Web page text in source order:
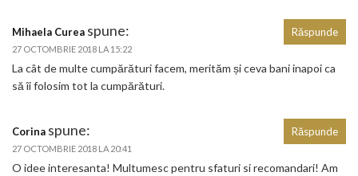
Mihaela Curea spune:
27 OCTOMBRIE 2018 LA 15:22
La cât de multe cumpărături facem, merităm și ceva bani inapoi ca
să îi folosim tot la cumpărături.
Răspunde
Corina spune:
27 OCTOMBRIE 2018 LA 20:41
O idee interesanta! Multumesc pentru sfaturi si recomandari! Am
Răspunde